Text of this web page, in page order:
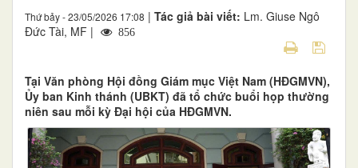
Thứ bảy - 23/05/2026 17:08 | Tác giả bài viết: Lm. Giuse Ngô
Đức Tài, MF |
856
Tại Văn phòng Hội đồng Giám mục Việt Nam (HĐGMVN),
Ủy ban Kinh thánh (UBKT) đã tổ chức buổi họp thường
niên sau mỗi kỳ Đại hội của HĐGMVN.